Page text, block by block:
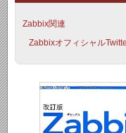
Zabbix関連
Zabbixオフィシャル